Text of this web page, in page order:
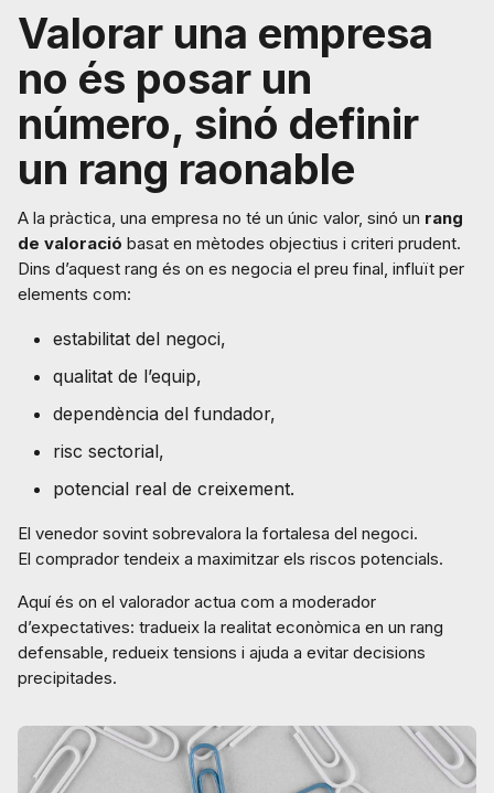
Valorar una empresa
no és posar un
número, sinó definir
un rang raonable
A la pràctica, una empresa no té un únic valor, sinó un rang
de valoració basat en mètodes objectius i criteri prudent.
Dins d’aquest rang és on es negocia el preu final, influït per
elements com:
estabilitat del negoci,
qualitat de l’equip,
dependència del fundador,
risc sectorial,
potencial real de creixement.
El venedor sovint sobrevalora la fortalesa del negoci.
El comprador tendeix a maximitzar els riscos potencials.
Aquí és on el valorador actua com a moderador
d’expectatives: tradueix la realitat econòmica en un rang
defensable, redueix tensions i ajuda a evitar decisions
precipitades.